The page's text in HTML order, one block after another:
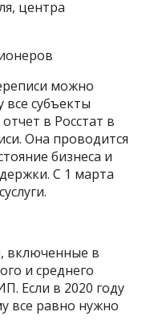
центра
можно
все субъекты
в Росстат в
Она проводится
бизнеса и
С 1 марта
включенные в
и среднего
Если в 2020 году
все равно нужно